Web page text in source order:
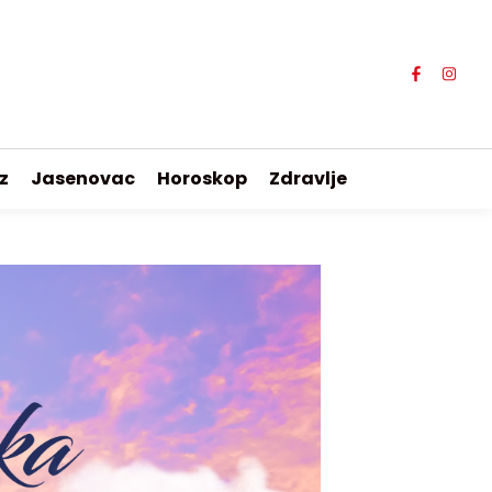
Jasenovac Horoskop Zdravlje